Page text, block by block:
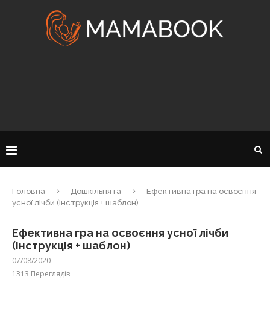
Головна Дошкільнята
Ефективна гра на освоєння
усної лічби (інструкція + шаблон)
Ефективна гра на освоєння усної лічби
(інструкція + шаблон)
07/08/2020
1313 Переглядів